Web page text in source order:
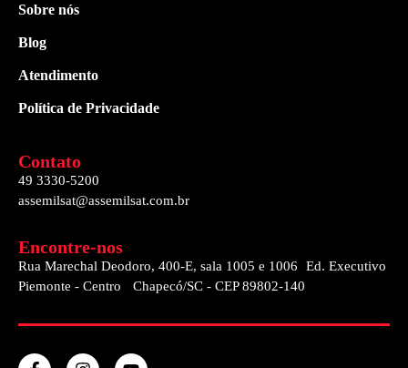
Sobre nós
Blog
Atendimento
Política de Privacidade
Contato
49 3330-5200
assemilsat@assemilsat.com.br
Encontre-nos
Rua Marechal Deodoro, 400-E, sala 1005 e 1006 Ed. Executivo
Piemonte - Centro Chapecó/SC - CEP 89802-140